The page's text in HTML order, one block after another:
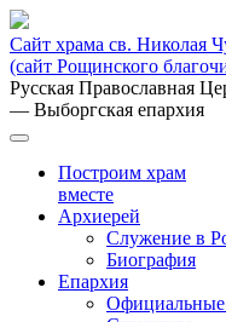
Сайт храма св. Николая
(сайт Рощинского
Русская Православная
— Выборгская епархия
Построим храм
вместе
Архиерей
Служение в
Биография
Епархия